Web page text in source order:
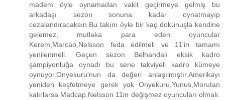
madem öyle oynamadan vakit geçirmeye gelmiş bu
arkadaşı sezon sonuna kadar oynatmayıp
cezalandıracaksın.Bu takım öyle bir kaç dokunuşla kendine
gelemez, mutlaka para eden oyuncular
Kerem,Marcao,Nelsson feda edilmeli ve 11'in tamamı
yenilenmeli. Geçen sezon Belhandalı eksik kadro
şampiyonluğa oynadı bu sene takviyeli kadro kümeye
oynuyor.Onyekuru'nun da değeri anlaşılmıştır.Amerikayı
yeniden keşfetmeye gerek yok Onyekuru,Yunus,Morutan
kalırlarsa Madcap,Nelsson 11in değişmez oyuncuları olmalı.